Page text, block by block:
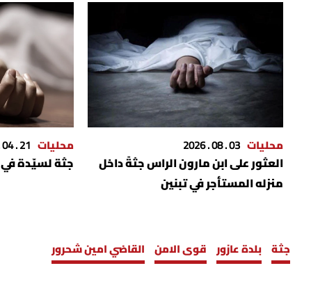
محليات 03 . 08 . 2026
العثور على ابن مارون الراس جثةً داخل
منزله المستأجر في تبنين
محليات 21 . 04 . 2026
جثة لسيّدة في
جثة بلدة عازور قوى الامن القاضي امين شحرور